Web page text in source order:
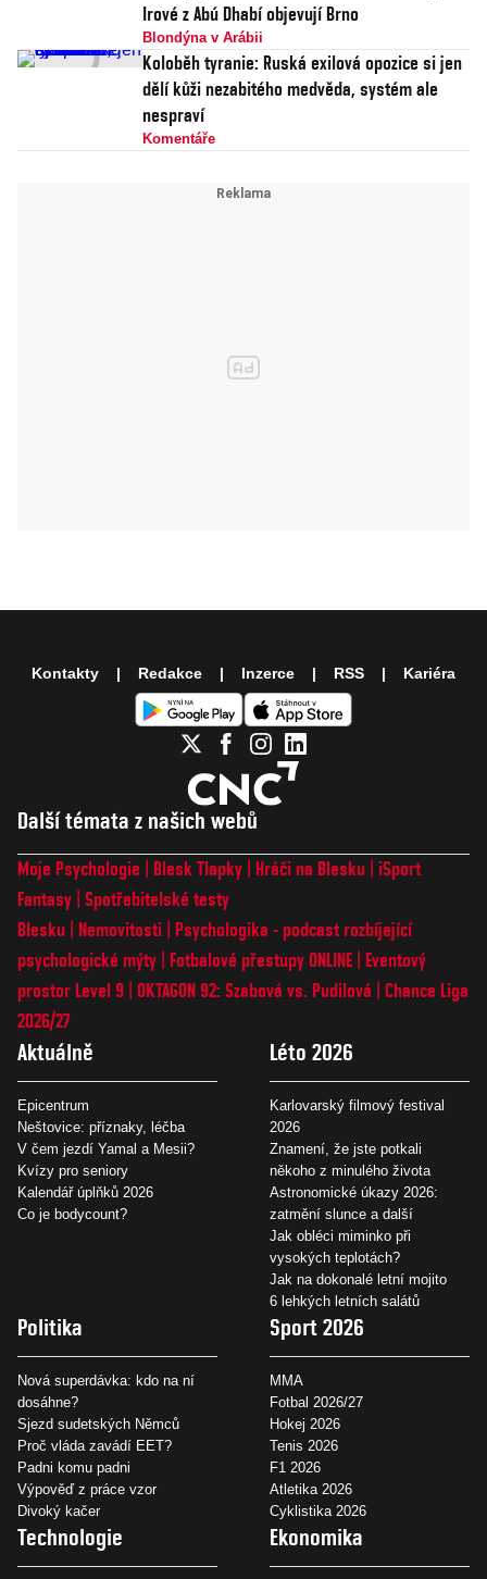
Irové z Abú Dhabí objevují Brno
Blondýna v Arábii
Koloběh tyranie: Ruská exilová opozice si jen
dělí kůži nezabitého medvěda, systém ale
nespraví
Komentáře
Další témata z našich webů
Moje Psychologie Blesk Tlapky Hráči na Blesku
iSport
Fantasy Spotřebitelské testy
Blesku
Nemovitosti
Psychologika - podcast rozbíjející
psychologické mýty
Fotbalové přestupy ONLINE
Eventový
prostor Level 9 OKTAGON 92: Szabová vs. Pudilová
Chance Liga
2026/27
Aktuálně
Epicentrum
Neštovice: příznaky, léčba
V čem jezdí Yamal a Mesii?
Kvízy pro seniory
Kalendář úplňků 2026
Co je bodycount?
Léto 2026
Karlovarský filmový festival
2026
Znamení, že jste potkali
někoho z minulého života
Astronomické úkazy 2026:
zatmění slunce a další
Jak obléci miminko při
vysokých teplotách?
Jak na dokonalé letní mojito
6 lehkých letních salátů
Politika
Nová superdávka: kdo na ní
dosáhne?
Sjezd sudetských Němců
Proč vláda zavádí EET?
Padni komu padni
Výpověď z práce vzor
Divoký kačer
Sport 2026
MMA
Fotbal 2026/27
Hokej 2026
Tenis 2026
F1 2026
Atletika 2026
Cyklistika 2026
Technologie Ekonomika
Kontakty Redakce Inzerce RSS Kariéra